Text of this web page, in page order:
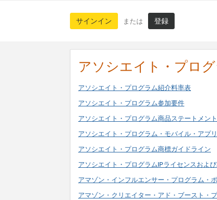
サインイン または 登録
アソシエイト・プロ
アソシエイト・プログラム紹介料率表
アソシエイト・プログラム参加要件
アソシエイト・プログラム商品ステートメント
アソシエイト・プログラム・モバイル・アプ
アソシエイト・プログラム商標ガイドライン
アソシエイト・プログラムIPライセンスおよ
アマゾン・インフルエンサー・プログラム・
アマゾン・クリエイター・アド・ブースト・